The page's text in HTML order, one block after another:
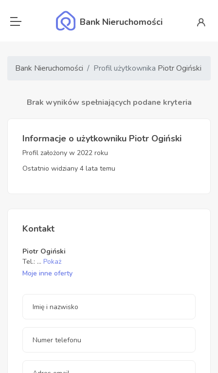
Bank Nieruchomości
Bank Nieruchomości Profil użytkownika Piotr Ogiński
Brak wyników spełniających podane kryteria
Informacje o użytkowniku Piotr Ogiński
Profil założony w 2022 roku
Ostatnio widziany 4 lata temu
Kontakt
Piotr Ogiński
Tel.: ... Pokaż
Moje inne oferty